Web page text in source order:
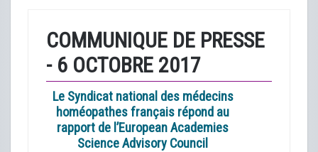
COMMUNIQUE DE PRESSE
- 6 OCTOBRE 2017
Le Syndicat national des médecins
homéopathes français répond au
rapport de l’European Academies
Science Advisory Council